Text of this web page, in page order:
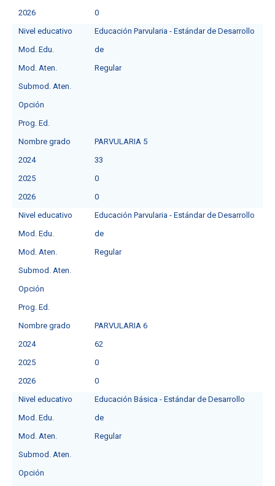
2026
0
Nivel educativo
Educación Parvularia - Estándar de Desarrollo
Mod. Edu.
de
Mod. Aten.
Regular
Submod. Aten.
Opción
Prog. Ed.
Nombre grado
PARVULARIA 5
2024
33
2025
0
2026
0
Nivel educativo
Educación Parvularia - Estándar de Desarrollo
Mod. Edu.
de
Mod. Aten.
Regular
Submod. Aten.
Opción
Prog. Ed.
Nombre grado
PARVULARIA 6
2024
62
2025
0
2026
0
Nivel educativo
Educación Básica - Estándar de Desarrollo
Mod. Edu.
de
Mod. Aten.
Regular
Submod. Aten.
Opción